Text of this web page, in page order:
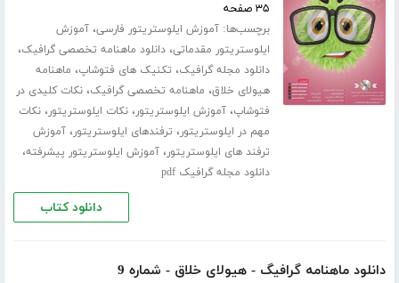
۳۵ صفحه
برچسب‌ها:آموزش ایلوستریتور فارسی،آموزش
ایلوستریتور مقدماتی،دانلود ماهنامه تخصصی گرافیک،
دانلود مجله گرافیک، تکنیک های فتوشاپ، ماهنامه
هیولای خلاق، ماهنامه تخصصی گرافیک،نکات کلیدی در
فتوشاپ،آموزش ایلوستریتور،نکات ایلوستریتور،نکات
مهم در ایلوستریتور، ترفندهای ایلوستریتور،آموزش
ترفند های ایلوستریتور،آموزش ایلوستریتور پیشرفته،
دانلود مجله گرافیک pdf
دانلود کتاب
دانلود ماهنامه گرافیگ - هیولای خلاق - شماره 9